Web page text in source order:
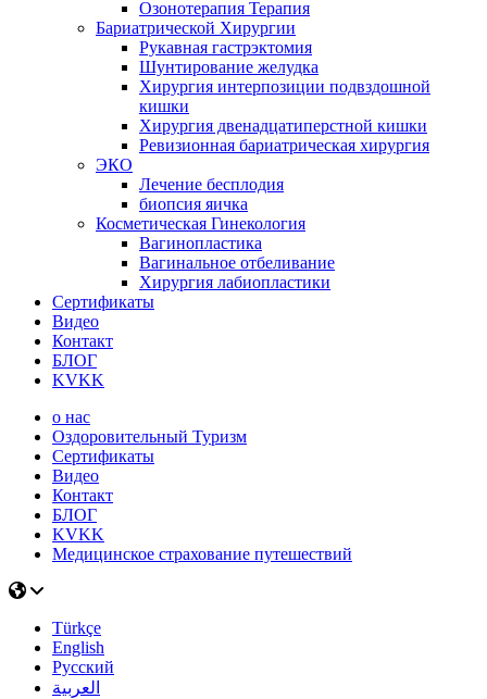
Озонотерапия Терапия
Бариатрической Хирургии
Рукавная гастрэктомия
Шунтирование желудка
Хирургия интерпозиции подвздошной
кишки
Хирургия двенадцатиперстной кишки
Ревизионная бариатрическая хирургия
ЭКО
Лечение бесплодия
биопсия яичка
Косметическая Гинекология
Вагинопластика
Вагинальное отбеливание
Хирургия лабиопластики
Сертификаты
Видео
Контакт
БЛОГ
KVKK
о нас
Оздоровительный Туризм
Сертификаты
Видео
Контакт
БЛОГ
KVKK
Медицинское страхование путешествий
Türkçe
English
Русский
العربية